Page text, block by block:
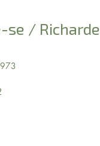
se / Richarde